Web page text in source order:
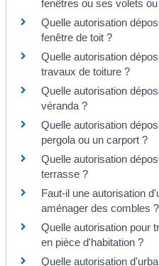
fenêtres ou ses volets
Quelle autorisation
fenêtre de toit ?
Quelle autorisation
travaux de toiture ?
Quelle autorisation
véranda ?
Quelle autorisation
pergola ou un carport ?
Quelle autorisation
terrasse ?
Faut-il une autorisation
aménager des combles ?
Quelle autorisation pour
en pièce d'habitation ?
Quelle autorisation